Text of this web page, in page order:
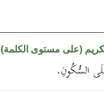
(على مستوى الكلمة)
السُّكُونِ.